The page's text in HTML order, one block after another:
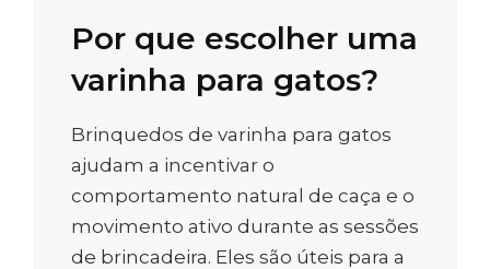
Por que escolher uma
varinha para gatos?
Brinquedos de varinha para gatos
ajudam a incentivar o
comportamento natural de caça e o
movimento ativo durante as sessões
de brincadeira. Eles são úteis para a